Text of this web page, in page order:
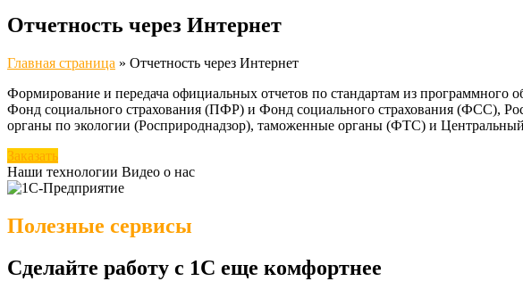
Отчетность через Интернет
Главная страница » Отчетность через Интернет
Формирование и передача официальных отчетов по стандартам из программного
Фонд социального страхования (ПФР) и Фонд социального страхования (ФСС),
органы по экологии (Росприроднадзор), таможенные органы (ФТС) и
Заказать
Наши технологии Видео о нас
Полезные сервисы
Сделайте работу с 1С еще комфортнее